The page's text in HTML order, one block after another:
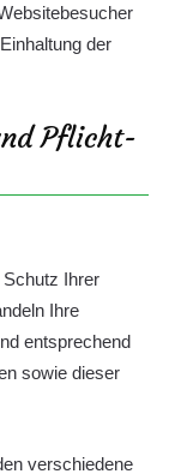
der
Pflicht­
Schutz Ihrer
Ihre
entsprechend
sowie dieser
verschiedene